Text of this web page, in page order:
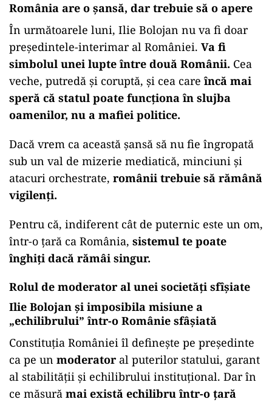
România are o șansă, dar trebuie să o apere
În următoarele luni, Ilie Bolojan nu va fi doar
președintele-interimar al României. Va fi
simbolul unei lupte între două Românii. Cea
veche, putredă și coruptă, și cea care încă mai
speră că statul poate funcționa în slujba
oamenilor, nu a mafiei politice.
Dacă vrem ca această șansă să nu fie îngropată
sub un val de mizerie mediatică, minciuni și
atacuri orchestrate, românii trebuie să rămână
vigilenți.
Pentru că, indiferent cât de puternic este un om,
într-o țară ca România, sistemul te poate
înghiți dacă rămâi singur.
Rolul de moderator al unei societăți sfîșiate
Ilie Bolojan și imposibila misiune a
„echilibrului” într-o Românie sfâșiată
Constituția României îl definește pe președinte
ca pe un moderator al puterilor statului, garant
al stabilității și echilibrului instituțional. Dar în
ce măsură mai există echilibru într-o țară